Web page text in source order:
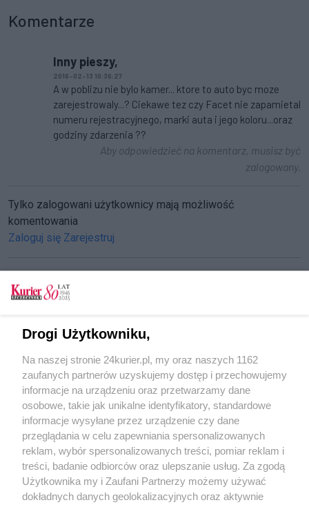
Komentarze
Inny pieszy,
2016-02-13 10:36:27
A w poblizu nie bylo kamer... ktore to auto byc moze
zarejestrowaly...? Ciekawe tez czy Facet nie zapamietal
numeru rejestracyjnego, marki auta i jego koloru...oraz
godziny zdarzenia ??
Aby odpowiedzieć na komentarz, musisz być
zalogowany.
Tylko zalogowani użytkownicy mają możliwość
komentowania
Zaloguj się Zarejestruj
Piraci wciąż grasują
Niebezpiecznie na drogach
Wypadek na Poniatowskiego
POGODA
26℃
Zobacz prognozę na 3 dni
Drogi Użytkowniku,
Na naszej stronie 24kurier.pl, my oraz naszych 1162
zaufanych partnerów uzyskujemy dostęp i przechowujemy
informacje na urządzeniu oraz przetwarzamy dane
osobowe, takie jak unikalne identyfikatory, standardowe
informacje wysyłane przez urządzenie czy dane
przeglądania w celu zapewniania spersonalizowanych
reklam, wybór spersonalizowanych treści, pomiar reklam i
treści, badanie odbiorców oraz ulepszanie usług. Za zgodą
Użytkownika my i Zaufani Partnerzy możemy używać
dokładnych danych geolokalizacyjnych oraz aktywnie